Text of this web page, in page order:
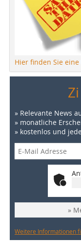
Hier finden Sie
» Relevante News
» monatliche
» kostenlos und
»
Weitere Informationen